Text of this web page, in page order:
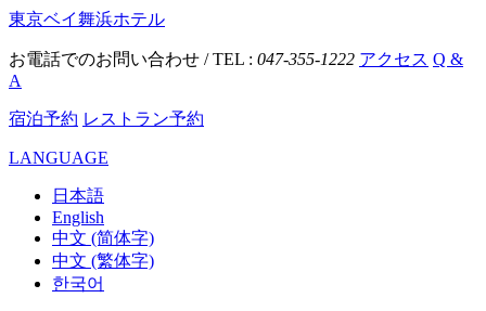
東京ベイ舞浜ホテル
お電話でのお問い合わせ / TEL : 047-355-1222 アクセス Q &
A
宿泊予約 レストラン予約
LANGUAGE
日本語
English
中文 (简体字)
中文 (繁体字)
한국어